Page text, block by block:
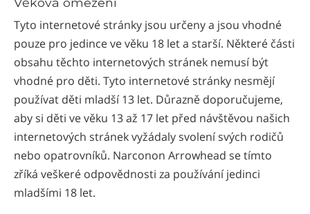
Tyto internetové stránky jsou určeny a jsou vhodné
pouze pro jedince ve věku 18 let a starší. Některé části
obsahu těchto internetových stránek nemusí být
vhodné pro děti. Tyto internetové stránky nesmějí
používat děti mladší 13 let. Důrazně doporučujeme,
aby si děti ve věku 13 až 17 let před návštěvou našich
internetových stránek vyžádaly svolení svých rodičů
nebo opatrovníků. Narconon Arrowhead se tímto
zříká veškeré odpovědnosti za používání jedinci
mladšími 18 let.